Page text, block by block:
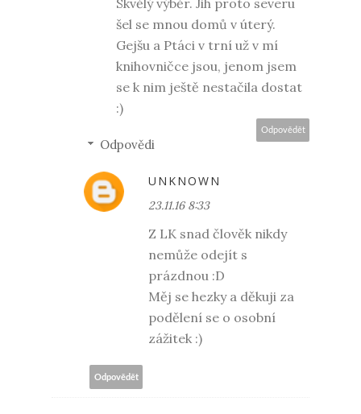
Skvělý výběr. Jih proto severu
šel se mnou domů v úterý.
Gejšu a Ptáci v trní už v mí
knihovničce jsou, jenom jsem
se k nim ještě nestačila dostat
:)
Odpovědět
Odpovědi
UNKNOWN
23.11.16 8:33
Z LK snad člověk nikdy
nemůže odejít s
prázdnou :D
Měj se hezky a děkuji za
podělení se o osobní
zážitek :)
Odpovědět